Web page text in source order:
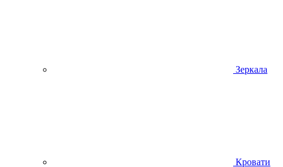
Зеркала
Кровати